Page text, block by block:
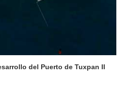
del Puerto de Tuxpan II